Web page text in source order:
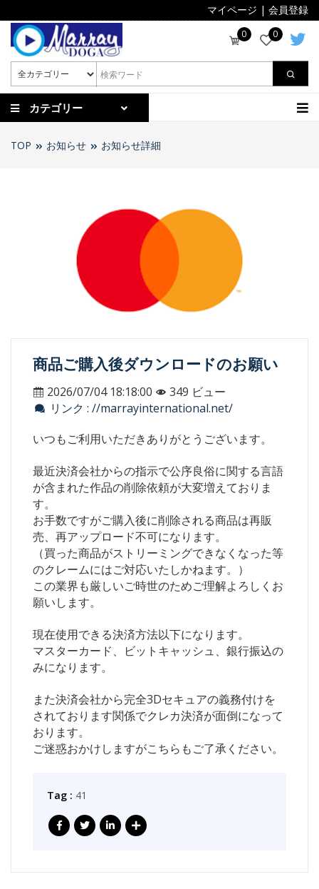
マイページ | 会員登録
0 0
カテゴリー
TOP お知らせ お知らせ詳細
商品ご購入後ダウンロードのお願い
2026/07/04 18:18:00
349 ビュー
リンク : //marrayinternational.net/
いつもご利用いただきありがとうございます。
最近決済会社からの指示で公序良俗に関する言語
が含まれた作品の削除依頼が大変増えておりま
す。
お手数ですがご購入後に削除される商品は再販
売、再アップロード不可になります。
（買った商品がストリーミングできなくなった等
のクレームにはご対応いたしかねます。）
この業界も厳しいご時世のためご理解よろしくお
願いします。
現在使用できる決済方法以下になります。
マスターカード、ビットキャッシュ、銀行振込の
みになります。
また決済会社から完全3Dセキュアの義務付けを
されております関係でクレカ決済が面倒になって
おります。
ご迷惑おかけしますがこちらもご了承ください。
Tag : 41